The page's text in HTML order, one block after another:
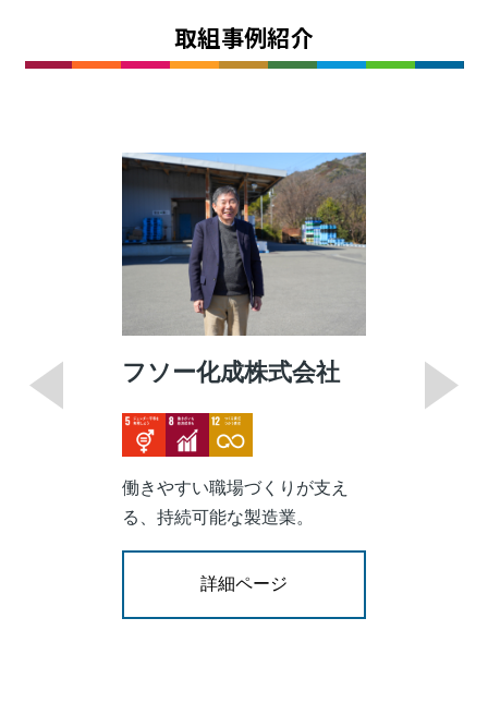
取組事例紹介
フソー化成株式会社
ImageImageImage
働きやすい職場づくりが支え
る、持続可能な製造業。
詳細ページ